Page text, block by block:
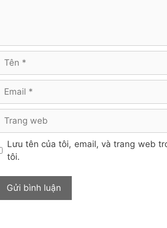
web
Lưu tên của tôi, email, và trang web
tôi.